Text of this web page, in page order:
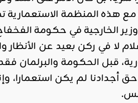
مع هذه المنظمة
الخارجية في حكومة
لا في ركن بعيد عن الأنظار
قبل الحكومة والبرلمان
أجدادنا لم يكن